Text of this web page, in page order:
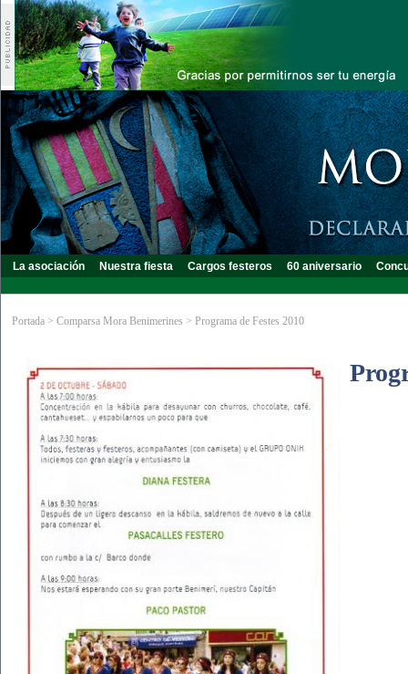
La asociación Nuestra fiesta Cargos festeros 60 aniversario
Portada > Comparsa Mora Benimerines > Programa de Festes 2010